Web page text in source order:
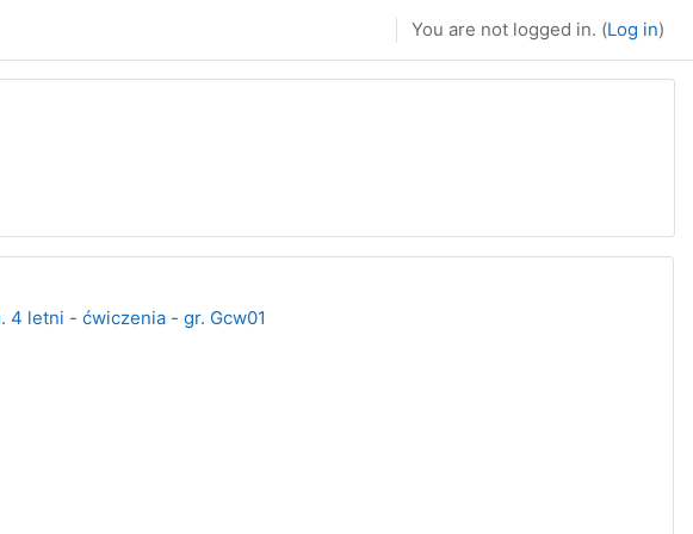
You are not logged in. (Log in)
4 letni - ćwiczenia - gr. Gcw01